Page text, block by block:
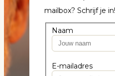
mailbox? Schrijf je in!
Naam
E-mailadres